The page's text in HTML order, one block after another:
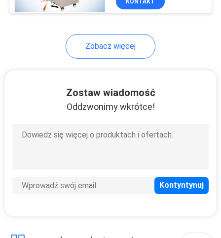
Generator Ozonu
Basenowego
KONTAKT
Zobacz więcej
Zostaw wiadomość
Oddzwonimy wkrótce!